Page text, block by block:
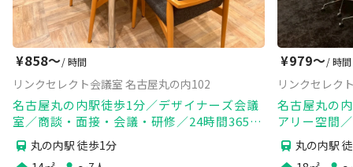
¥858〜/ 時間
リンクセレクト会議室 名古屋丸の内102
名古屋丸の内駅徒歩1分／デザイナーズ会議
室／商談・面接・会議・研修／24時間365日
／高速wifi・電源・モニター完備
丸の内駅 徒歩1分
¥979〜/ 時間
リンクセレク
名古屋丸の
アリー空間
時間365日
丸の内駅